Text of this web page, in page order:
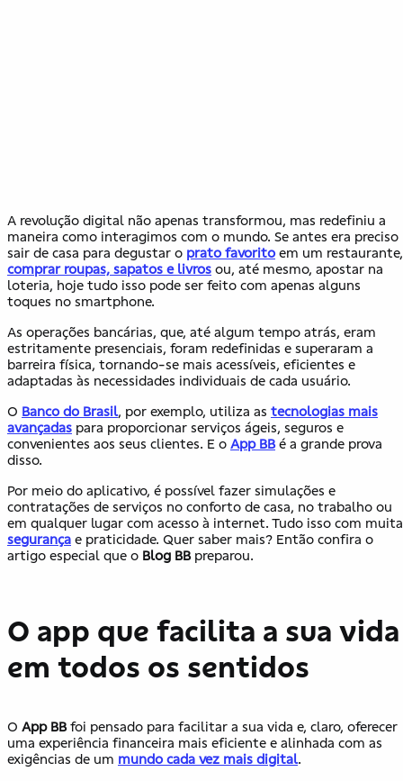
A revolução digital não apenas transformou, mas redefiniu a
maneira como interagimos com o mundo. Se antes era preciso
sair de casa para degustar o prato favoritoem um restaurante,
comprar roupas, sapatos e livros ou, até mesmo, apostar na
loteria, hoje tudo isso pode ser feito com apenas alguns
toques no smartphone.
As operações bancárias, que, até algum tempo atrás, eram
estritamente presenciais, foram redefinidas e superaram a
barreira física, tornando-se mais acessíveis, eficientes e
adaptadas às necessidades individuais de cada usuário.
O Banco do Brasil, por exemplo, utiliza as tecnologias mais
avançadas para proporcionar serviços ágeis, seguros e
convenientes aos seus clientes. E o App BB é a grande prova
disso.
Por meio do aplicativo, é possível fazer simulações e
contratações de serviços no conforto de casa, no trabalho ou
em qualquer lugar com acesso à internet. Tudo isso com muita
segurança e praticidade. Quer saber mais? Então confira o
artigo especial que o Blog BBpreparou.
O app que facilita a sua vida
em todos os sentidos
O App BBfoi pensado para facilitar a sua vida e, claro, oferecer
uma experiência financeira mais eficiente e alinhada com as
exigências de um mundo cada vez mais digital.